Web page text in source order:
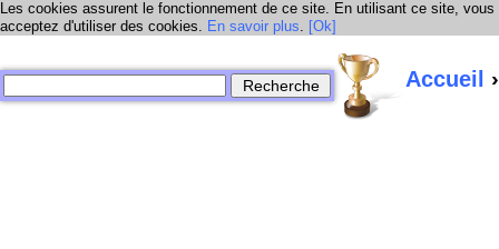
Les cookies assurent le fonctionnement de ce site. En utilisant ce site, vous
acceptez d'utiliser des cookies. En savoir plus. [Ok]
Accueil